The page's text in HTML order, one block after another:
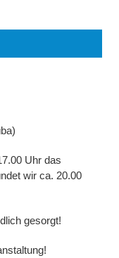
Uhr das
wir ca. 20.00
gesorgt!